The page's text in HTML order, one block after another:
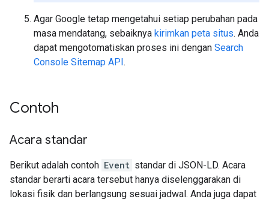
Agar Google tetap mengetahui setiap perubahan pada
masa mendatang, sebaiknya kirimkan peta situs. Anda
dapat mengotomatiskan proses ini dengan Search
Console Sitemap API.
Contoh
Acara standar
Berikut adalah contoh Event standar di JSON-LD. Acara
standar berarti acara tersebut hanya diselenggarakan di
lokasi fisik dan berlangsung sesuai jadwal. Anda juga dapat